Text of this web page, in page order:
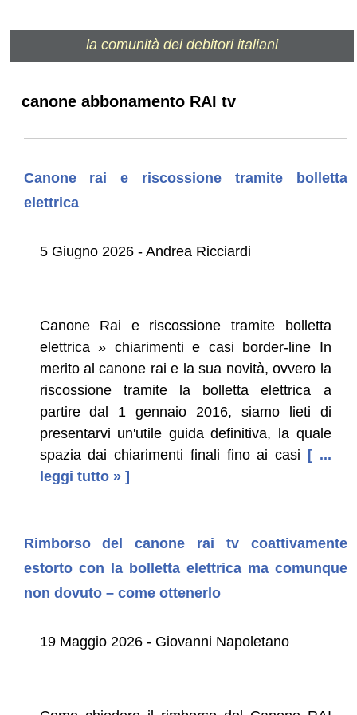
la comunità dei debitori italiani
canone abbonamento RAI tv
Canone rai e riscossione tramite bolletta
elettrica
5 Giugno 2026 - Andrea Ricciardi
Canone Rai e riscossione tramite bolletta
elettrica » chiarimenti e casi border-line In
merito al canone rai e la sua novità, ovvero la
riscossione tramite la bolletta elettrica a
partire dal 1 gennaio 2016, siamo lieti di
presentarvi un'utile guida definitiva, la quale
spazia dai chiarimenti finali fino ai casi [ ...
leggi tutto » ]
Rimborso del canone rai tv coattivamente
estorto con la bolletta elettrica ma comunque
non dovuto – come ottenerlo
19 Maggio 2026 - Giovanni Napoletano